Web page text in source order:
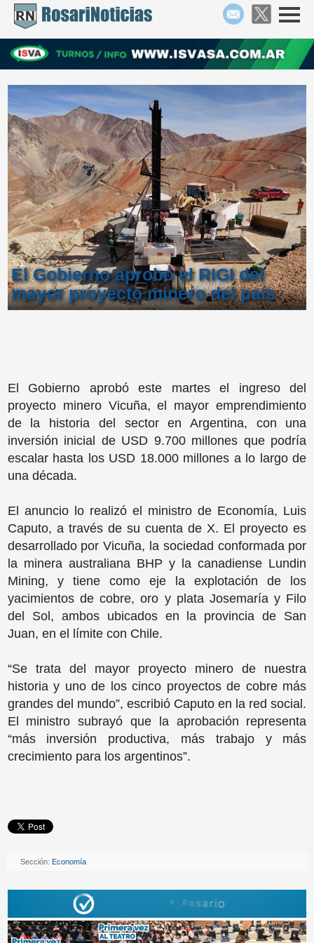
El Gobierno aprobó el RIGI del
mayor proyecto minero del país
El Gobierno aprobó este martes el ingreso del
proyecto minero Vicuña, el mayor emprendimiento
de la historia del sector en Argentina, con una
inversión inicial de USD 9.700 millones que podría
escalar hasta los USD 18.000 millones a lo largo de
una década.
El anuncio lo realizó el ministro de Economía, Luis
Caputo, a través de su cuenta de X. El proyecto es
desarrollado por Vicuña, la sociedad conformada por
la minera australiana BHP y la canadiense Lundin
Mining, y tiene como eje la explotación de los
yacimientos de cobre, oro y plata Josemaría y Filo
del Sol, ambos ubicados en la provincia de San
Juan, en el límite con Chile.
“Se trata del mayor proyecto minero de nuestra
historia y uno de los cinco proyectos de cobre más
grandes del mundo”, escribió Caputo en la red social.
El ministro subrayó que la aprobación representa
“más inversión productiva, más trabajo y más
crecimiento para los argentinos”.
Sección: Economía